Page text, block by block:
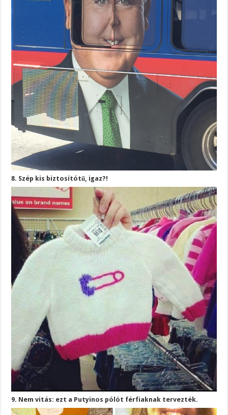
8. Szép kis biztosítótű, igaz?!
9. Nem vitás: ezt a Putyinos pólót férfiaknak tervezték.